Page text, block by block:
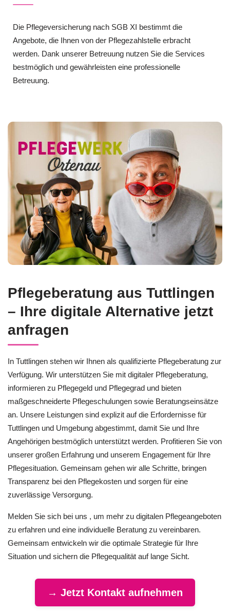
Die Pflegeversicherung nach SGB XI bestimmt die
Angebote, die Ihnen von der Pflegezahlstelle erbracht
werden. Dank unserer Betreuung nutzen Sie die Services
bestmöglich und gewährleisten eine professionelle
Betreuung.
Pflegeberatung aus Tuttlingen
– Ihre digitale Alternative jetzt
anfragen
In Tuttlingen stehen wir Ihnen als qualifizierte Pflegeberatung zur
Verfügung. Wir unterstützen Sie mit digitaler Pflegeberatung,
informieren zu Pflegegeld und Pflegegrad und bieten
maßgeschneiderte Pflegeschulungen sowie Beratungseinsätze
an. Unsere Leistungen sind explizit auf die Erfordernisse für
Tuttlingen und Umgebung abgestimmt, damit Sie und Ihre
Angehörigen bestmöglich unterstützt werden. Profitieren Sie von
unserer großen Erfahrung und unserem Engagement für Ihre
Pflegesituation. Gemeinsam gehen wir alle Schritte, bringen
Transparenz bei den Pflegekosten und sorgen für eine
zuverlässige Versorgung.
Melden Sie sich bei uns , um mehr zu digitalen Pflegeangeboten
zu erfahren und eine individuelle Beratung zu vereinbaren.
Gemeinsam entwickeln wir die optimale Strategie für Ihre
Situation und sichern die Pflegequalität auf lange Sicht.
→ Jetzt Kontakt aufnehmen